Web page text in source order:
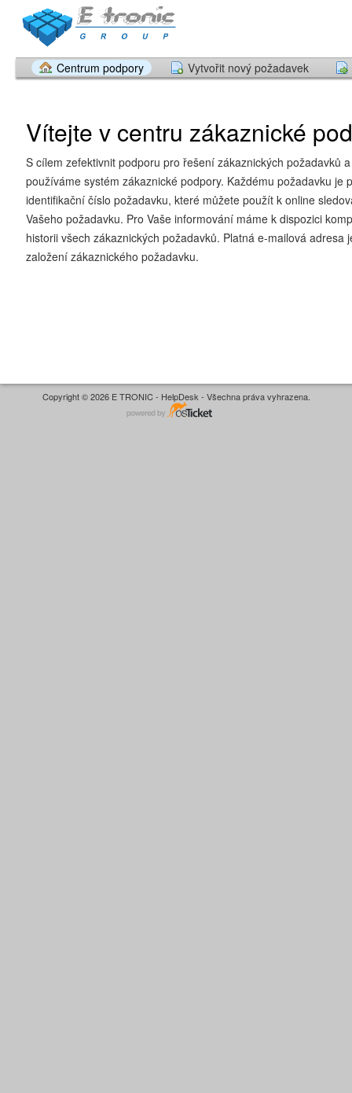
Centrum podpory Vytvořit nový požadavek
Vítejte v centru zákaznické
S cílem zefektivnit podporu pro řešení zákaznických požadavků
používáme systém zákaznické podpory. Každému požadavku je
identifikační číslo požadavku, které můžete použít k online
Vašeho požadavku. Pro Vaše informování máme k dispozici
historii všech zákaznických požadavků. Platná e-mailová adresa
založení zákaznického požadavku.
Copyright © 2026 E TRONIC - HelpDesk - Všechna práva vyhrazena.